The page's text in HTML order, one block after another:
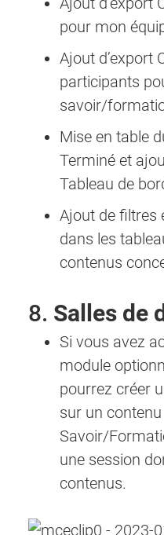
pour mon
Ajout d’export
participants
savoir/
Mise en table
Terminé et
Tableau de
Ajout de filtres
dans les
contenus
8. Salles de
Si vous avez
module
pourrez créer
sur un contenu
Savoir/
une session
contenus.